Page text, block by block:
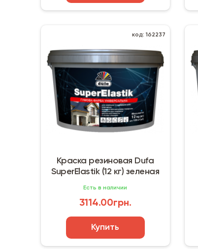
код: 162237
Краска резиновая Dufa
SuperElastik (12 кг) зеленая
Есть в наличии
3114.00грн.
Купить